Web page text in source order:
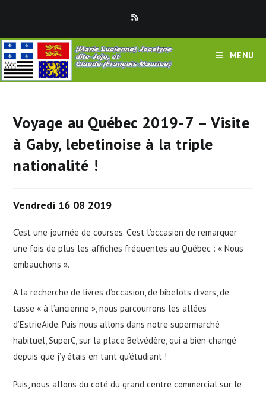
content
MENU
Voyage au Québec 2019-7 – Visite
à Gaby, lebetinoise à la triple
nationalité !
Vendredi 16 08 2019
C’est une journée de courses. C’est l’occasion de remarquer
une fois de plus les affiches fréquentes au Québec : « Nous
embauchons ».
A la recherche de livres d’occasion, de bibelots divers, de
tasse « à l’ancienne », nous parcourrons les allées
d’EstrieAide. Puis nous allons dans notre supermarché
habituel, SuperC, sur la place Belvédère, qui a bien changé
depuis que j’y étais en tant qu’étudiant !
Puis, nous allons du coté du grand centre commercial sur le